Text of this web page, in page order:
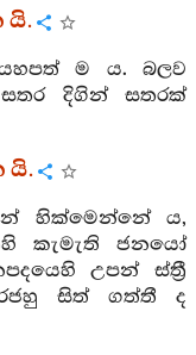
යි.
ම ය. බලව
දිගින් සතරක්
යි.
හික්මෙන්නේ ය,
කැමැති ජනයෝ
උපන් ස්ත්‍රී
සිත් ගත්තී ද